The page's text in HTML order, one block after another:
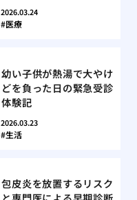
2026.03.24
医療
幼い子供が熱湯で大やけ
どを負った日の緊急受診
体験記
2026.03.23
生活
包皮炎を放置するリスク